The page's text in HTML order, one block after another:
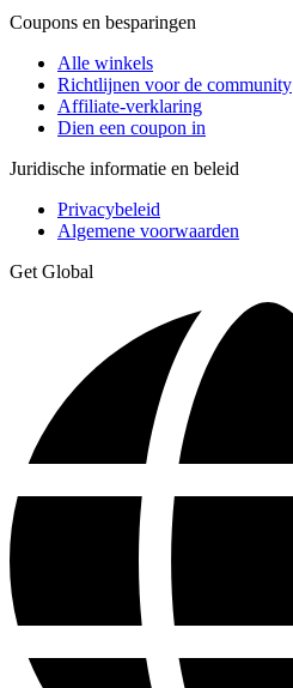
Coupons en besparingen
Alle winkels
Richtlijnen voor de community
Affiliate-verklaring
Dien een coupon in
Juridische informatie en beleid
Privacybeleid
Algemene voorwaarden
Get Global